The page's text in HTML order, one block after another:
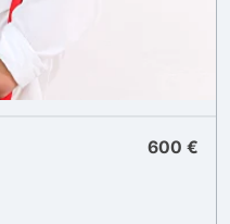
600 €